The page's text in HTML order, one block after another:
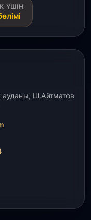
ең
айналды
кәсіпкерлер мен
өз ұсыныстарын
әзірлеуді
млрд теңгеге
ҮШІН
ауданы, Ш.Айтматов